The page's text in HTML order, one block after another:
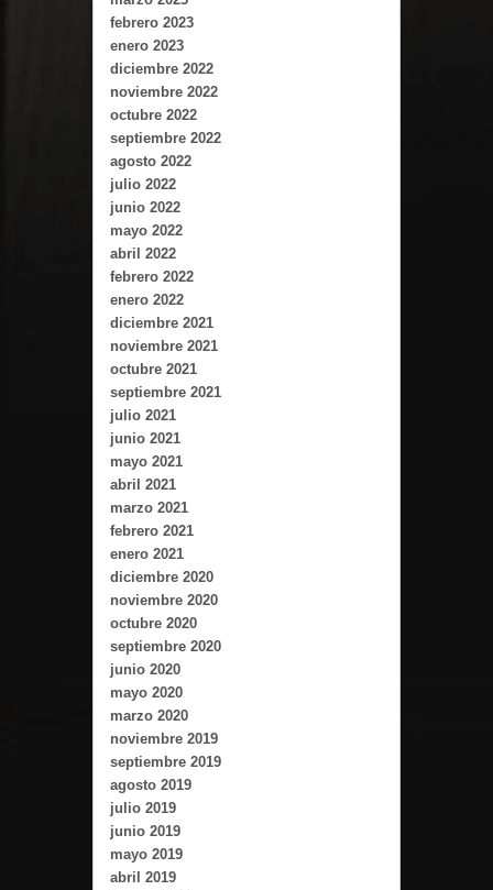
febrero 2023
enero 2023
diciembre 2022
noviembre 2022
octubre 2022
septiembre 2022
agosto 2022
julio 2022
junio 2022
mayo 2022
abril 2022
febrero 2022
enero 2022
diciembre 2021
noviembre 2021
octubre 2021
septiembre 2021
julio 2021
junio 2021
mayo 2021
abril 2021
marzo 2021
febrero 2021
enero 2021
diciembre 2020
noviembre 2020
octubre 2020
septiembre 2020
junio 2020
mayo 2020
marzo 2020
noviembre 2019
septiembre 2019
agosto 2019
julio 2019
junio 2019
mayo 2019
abril 2019